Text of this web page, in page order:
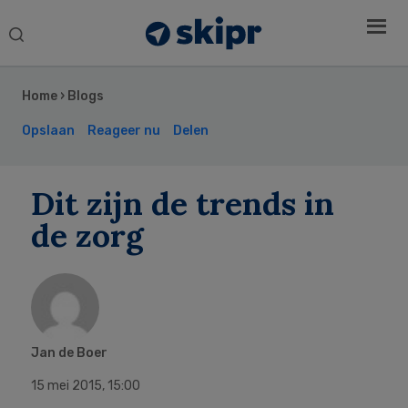
Search
Home › Blogs
Opslaan Reageer nu Delen
Dit zijn de trends in
de zorg
Jan de Boer
15 mei 2015, 15:00
Sidebar